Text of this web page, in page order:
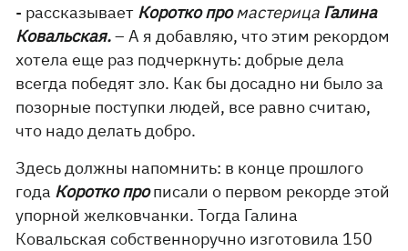
- рассказывает Коротко промастерица Галина
Ковальская.– А я добавляю, что этим рекордом
хотела еще раз подчеркнуть: добрые дела
всегда победят зло. Как бы досадно ни было за
позорные поступки людей, все равно считаю,
что надо делать добро.
Здесь должны напомнить: в конце прошлого
года Коротко прописали о первом рекорде этой
упорной желковчанки. Тогда Галина
Ковальская собственноручно изготовила 150